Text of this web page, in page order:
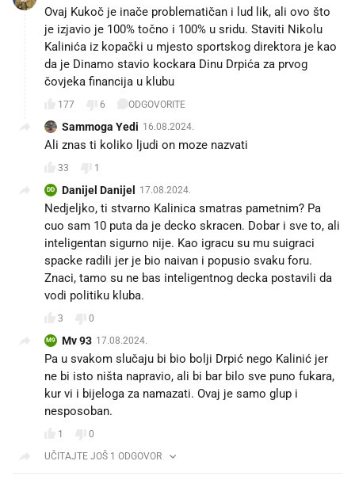
Ovaj Kukoč je inače problematičan i lud lik, ali ovo što
je izjavio je 100% točno i 100% u sridu. Staviti Nikolu
Kalinića iz kopački u mjesto sportskog direktora je kao
da je Dinamo stavio kockara Dinu Drpića za prvog
čovjeka financija u klubu
177 6 ODGOVORITE
Sammoga Yedi 16.08.2024.
Ali znas ti koliko ljudi on moze nazvati
33 1
DD Danijel Danijel 17.08.2024.
Nedjeljko, ti stvarno Kalinica smatras pametnim? Pa
cuo sam 10 puta da je decko skracen. Dobar i sve to, ali
inteligentan sigurno nije. Kao igracu su mu suigraci
spacke radili jer je bio naivan i popusio svaku foru.
Znaci, tamo su ne bas inteligentnog decka postavili da
vodi politiku kluba.
3 0
M9 Mv 93 17.08.2024.
Pa u svakom slučaju bi bio bolji Drpić nego Kalinić jer
ne bi isto ništa napravio, ali bi bar bilo sve puno fukara,
kur vi i bijeloga za namazati. Ovaj je samo glup i
nesposoban.
1
0
UČITAJTE JOŠ 1 ODGOVOR